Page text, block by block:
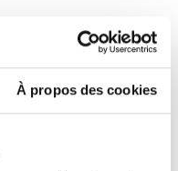
À propos des cookies
peuvent
à base de fruits
l’utiliser avec ces
en cuisine.